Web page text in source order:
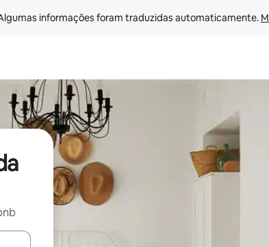
informações foram traduzidas automaticamente.